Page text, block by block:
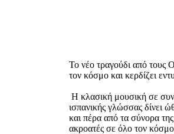
Το νέο τραγούδι από τους
τον κόσμο και κερδίζει
Η κλασική μουσική σε
ισπανικής γλώσσας δίνει
και πέρα από τα σύνορα
ακροατές σε όλο τον